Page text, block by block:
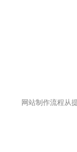
网站制作流程从